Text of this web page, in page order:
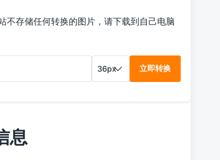
不存储任何转换的图片，请下载到自己电脑
立即转换
息